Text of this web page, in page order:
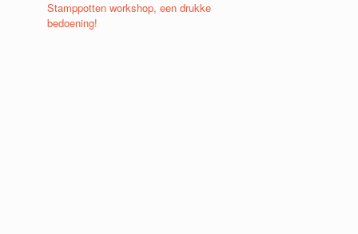
Stamppotten workshop, een drukke
bedoening!